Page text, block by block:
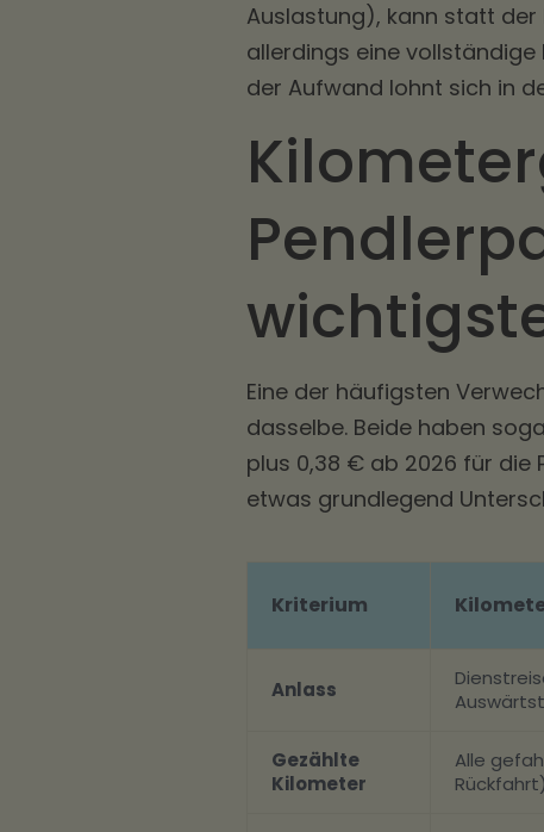
Auslastung), kann statt der
allerdings eine
der Aufwand lohnt sich in
Eine der häufigsten
dasselbe. Beide haben
plus 0,38 € ab 2026 für die
etwas grundlegend
Kriterium
Anlass
Gezählte
Kilometer
Alle
Rückfahrt)